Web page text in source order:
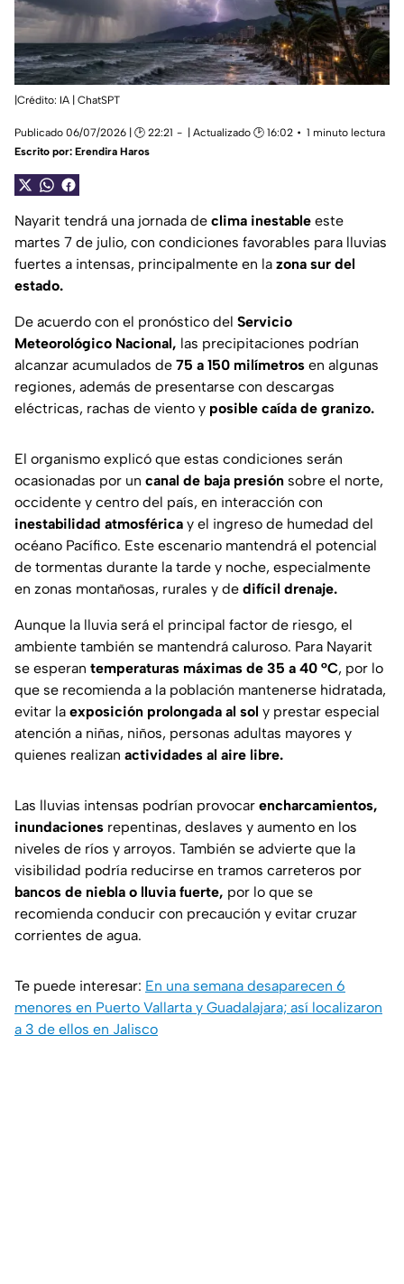
|Crédito: IA | ChatSPT
Publicado 06/07/2026 | 🕑 22:21 | Actualizado 🕑 16:02
1 minuto lectura
Escrito por: Erendira Haros
Nayarit tendrá una jornada de clima inestable este
martes 7 de julio, con condiciones favorables para lluvias
fuertes a intensas, principalmente en la zona sur del
estado.
De acuerdo con el pronóstico del Servicio
Meteorológico Nacional, las precipitaciones podrían
alcanzar acumulados de 75 a 150 milímetros en algunas
regiones, además de presentarse con descargas
eléctricas, rachas de viento y posible caída de granizo.
El organismo explicó que estas condiciones serán
ocasionadas por un canal de baja presión sobre el norte,
occidente y centro del país, en interacción con
inestabilidad atmosférica y el ingreso de humedad del
océano Pacífico. Este escenario mantendrá el potencial
de tormentas durante la tarde y noche, especialmente
en zonas montañosas, rurales y de difícil drenaje.
Aunque la lluvia será el principal factor de riesgo, el
ambiente también se mantendrá caluroso. Para Nayarit
se esperan temperaturas máximas de 35 a 40 °C, por lo
que se recomienda a la población mantenerse hidratada,
evitar la exposición prolongada al sol y prestar especial
atención a niñas, niños, personas adultas mayores y
quienes realizan actividades al aire libre.
Las lluvias intensas podrían provocar encharcamientos,
inundaciones repentinas, deslaves y aumento en los
niveles de ríos y arroyos. También se advierte que la
visibilidad podría reducirse en tramos carreteros por
bancos de niebla o lluvia fuerte, por lo que se
recomienda conducir con precaución y evitar cruzar
corrientes de agua.
Te puede interesar: En una semana desaparecen 6
menores en Puerto Vallarta y Guadalajara; así localizaron
a 3 de ellos en Jalisco